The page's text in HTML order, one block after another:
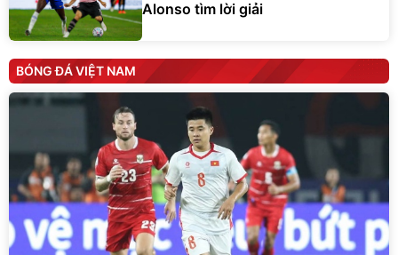
Alonso tìm lời giải
BÓNG ĐÁ VIỆT NAM